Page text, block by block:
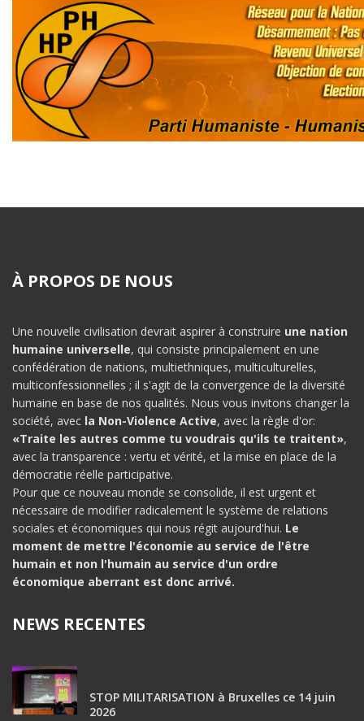
À PROPOS DE NOUS
Une nouvelle civilisation devrait aspirer à construire une nation
humaine universelle, qui consiste principalement en une
confédération de nations, multiethniques, multiculturelles,
multiconfessionnelles ; il s'agit de la convergence de la diversité
humaine en base de nos qualités. Nous vous invitons changer la
société, avec la Non-Violence Active, avec la règle d'or:
«Traite les autres comme tu voudrais qu'ils te traitent»,
avec la transparence : vertu et vérité, et la mise en place de la
démocratie réelle participative.
Pour que ce nouveau monde se consolide, il est urgent et
nécessaire de modifier radicalement le système de relations
sociales et économiques qui nous régit aujourd'hui. Le
moment de mettre l'économie au service de l'être
humain et non l'humain au service d'un ordre
économique aberrant est donc arrivé.
NEWS RECENTES
STOP MILITARISATION à Bruxelles ce 14 juin
2026